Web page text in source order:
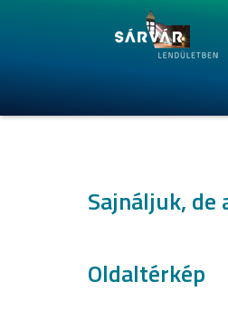
Sajnáljuk,
Oldaltérkép